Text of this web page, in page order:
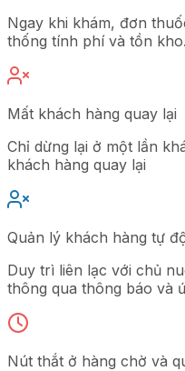
Ngay khi khám, đơn
thống tính phí và tồn kho.
Mất khách hàng quay lại
Chỉ dừng lại ở một lần
khách hàng quay lại
Quản lý khách hàng tự
Duy trì liên lạc với chủ
thông qua thông báo và
Nút thắt ở hàng chờ và